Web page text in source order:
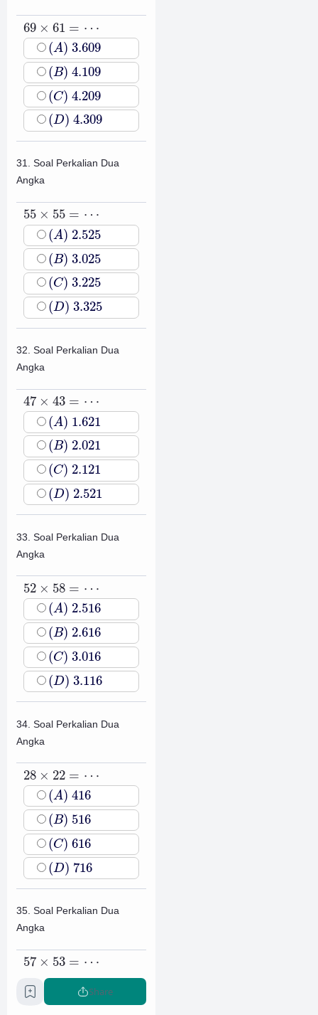
69 × 61 = ⋯
69 ×61=⋯
(A) 3.609
(A)3.609
(B) 4.109
(B)4.109
(C) 4.209
(C)4.209
(D) 4.309
(D)4.309
31. Soal Perkalian Dua
Angka
55 × 55 = ⋯
55 ×55=⋯
(A) 2.525
(A)2.525
(B) 3.025
(B)3.025
(C) 3.225
(C)3.225
(D) 3.325
(D)3.325
32. Soal Perkalian Dua
Angka
47 × 43 = ⋯
47×43=⋯
(A) 1.621
(A)1.621
(B) 2.021
(B)2.021
(C) 2.121
(C)2.121
(D) 2.521
(D)2.521
33. Soal Perkalian Dua
Angka
52 × 58 = ⋯
52 ×58=⋯
(A) 2.516
(A)2.516
(B) 2.616
(B)2.616
(C) 3.016
(C)3.016
(D) 3.116
(D)3.116
34. Soal Perkalian Dua
Angka
28 × 22 = ⋯
28 ×22=⋯
(A) 416
(A)416
(B) 516
(B)516
(C) 616
(C)616
(D) 716
(D)716
35. Soal Perkalian Dua
Angka
57 × 53 = ⋯
57 ×53=⋯
( ) 2.521
(A)2.521
(B) 2.621
(
2.621
Share